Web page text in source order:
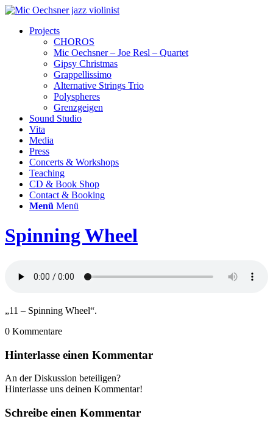
Projects
CHOROS
Mic Oechsner – Joe Resl – Quartet
Gipsy Christmas
Grappellissimo
Alternative Strings Trio
Polyspheres
Grenzgeigen
Sound Studio
Vita
Media
Press
Concerts & Workshops
Teaching
CD & Book Shop
Contact & Booking
Menü Menü
Spinning Wheel
„11 – Spinning Wheel“.
0 Kommentare
Hinterlasse einen Kommentar
An der Diskussion beteiligen?
Hinterlasse uns deinen Kommentar!
Schreibe einen Kommentar